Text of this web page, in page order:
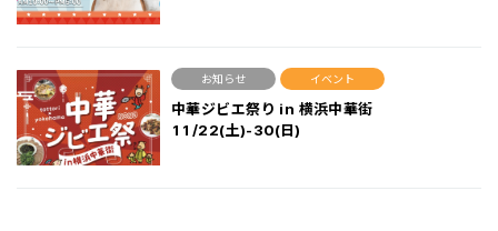
お知らせ イベント
中華ジビエ祭り in 横浜中華街
11/22(土)-30(日)